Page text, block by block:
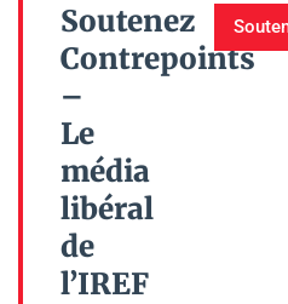
Soutenez
Contrepoints
–
Le
média
libéral
de
l’IREF